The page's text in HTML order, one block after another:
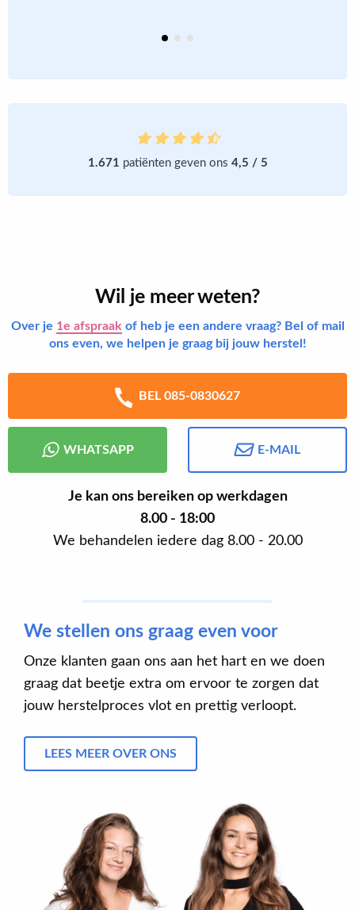
1.671 patiënten geven ons 4,5 / 5
Wil je meer weten?
Over je 1e afspraakof heb je een andere vraag? Bel of mail
ons even, we helpen je graag bij jouw herstel!
BEL 085-0830627
WHATSAPP E-MAIL
Je kan ons bereiken op werkdagen
8.00 - 18:00
We behandelen iedere dag 8.00 - 20.00
We stellen ons graag even voor
Onze klanten gaan ons aan het hart en we doen
graag dat beetje extra om ervoor te zorgen dat
jouw herstelproces vlot en prettig verloopt.
LEES MEER OVER ONS